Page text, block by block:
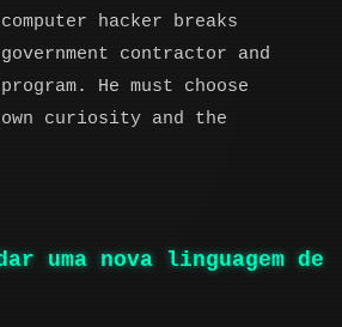
hacker breaks
contractor and
He must choose
curiosity and the
uma nova linguagem de